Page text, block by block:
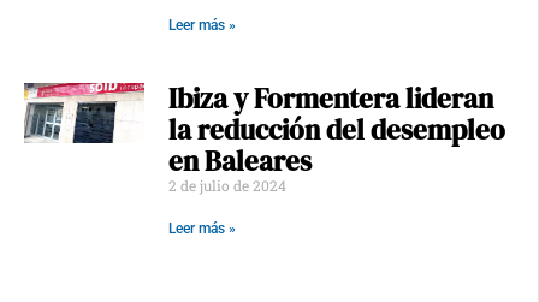
Leer más »
Ibiza y Formentera lideran
la reducción del desempleo
en Baleares
2 de julio de 2024
Leer más »